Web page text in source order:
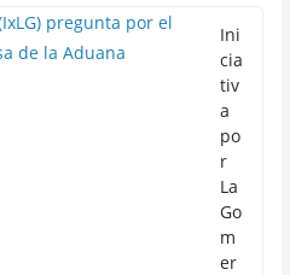
Ini
cia
tiv
a
po
r
La
Go
m
er